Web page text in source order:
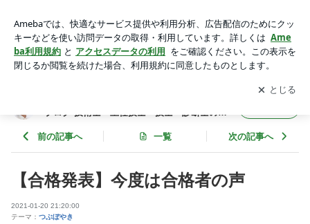
ayコンクリートブログ 技術士・主任技士・技士・診断士の勉
強ならモリマサノblog
アプリをダウンロードして ブログの更新通知
を受け取りまし
ょう。
開く
ブログ 技術士・主任技士・技士・診断士の勉
前の記事へ 一覧 次の記事へ
【合格発表】今度は合格者の声
2021-01-20 21:20:00
テーマ： つぶぼやき